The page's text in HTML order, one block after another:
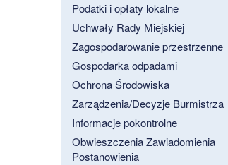
Podatki i opłaty lokalne
Uchwały Rady Miejskiej
Zagospodarowanie przestrzenne
Gospodarka odpadami
Ochrona Środowiska
Zarządzenia/Decyzje Burmistrza
Informacje pokontrolne
Obwieszczenia Zawiadomienia
Postanowienia